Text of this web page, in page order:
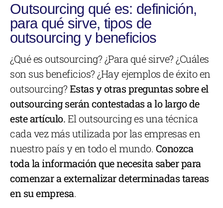
Outsourcing qué es: definición,
para qué sirve, tipos de
outsourcing y beneficios
¿Qué es outsourcing? ¿Para qué sirve? ¿Cuáles
son sus beneficios? ¿Hay ejemplos de éxito en
outsourcing?Estas y otras preguntas sobre el
outsourcing serán contestadas a lo largo de
este artículo.El outsourcing es una técnica
cada vez más utilizada por las empresas en
nuestro país y en todo el mundo. Conozca
toda la información que necesita saber para
comenzar a externalizar determinadas tareas
en su empresa.